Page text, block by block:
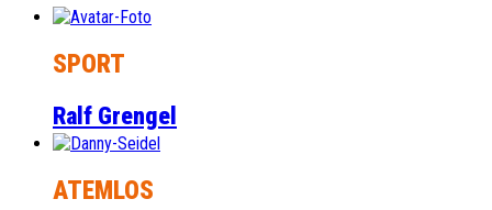
SPORT
Ralf Grengel
ATEMLOS